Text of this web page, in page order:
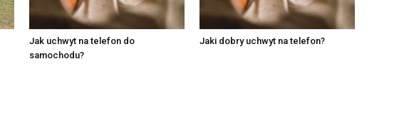
Jak uchwyt na telefon do
samochodu?
Jaki dobry uchwyt na telefon?